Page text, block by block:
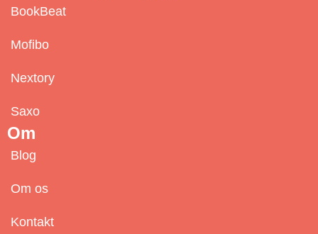
Om
Blog
Om os
Kontakt
BookBeat
Mofibo
Nextory
Saxo